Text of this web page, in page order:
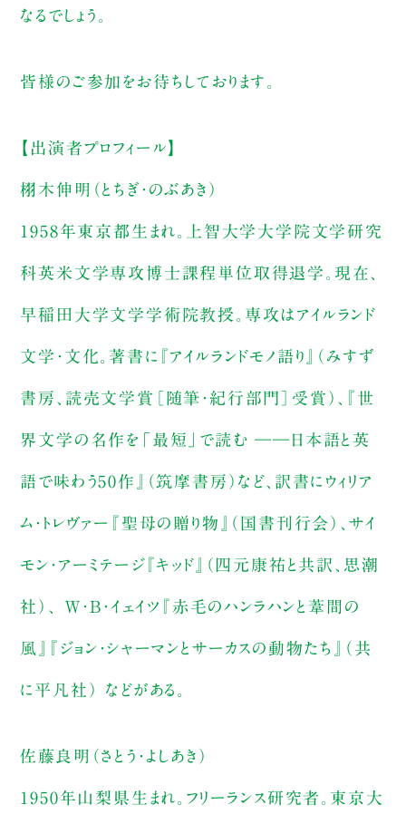
なるでしょう。
皆様のご参加をお待ちしております。
【出演者プロフィール】
栩木伸明（とちぎ・のぶあき）
1958年東京都生まれ。上智大学大学院文学研究
科英米文学専攻博士課程単位取得退学。現在、
早稲田大学文学学術院教授。専攻はアイルランド
文学・文化。著書に『アイルランドモノ語り』（みすず
書房、読売文学賞［随筆・紀行部門］受賞）、『世
界文学の名作を「最短」で読む ――日本語と英
語で味わう50作』（筑摩書房）など、訳書にウィリア
ム・トレヴァー『聖母の贈り物』（国書刊行会）、サイ
モン・アーミテージ『キッド』（四元康祐と共訳、思潮
社）、 W・B・イェイツ『赤毛のハンラハンと葦間の
風』『ジョン・シャーマンとサーカスの動物たち』（共
に平凡社） などがある。
佐藤良明（さとう・よしあき）
1950年山梨県生まれ。フリーランス研究者。東京大